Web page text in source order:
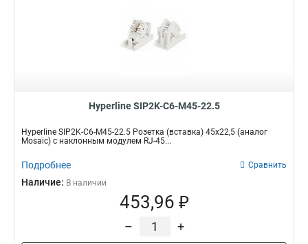
Hyperline SIP2K-C6-M45-22.5
Hyperline SIP2K-C6-M45-22.5 Розетка (вставка) 45x22,5 (аналог
Mosaic) с наклонным модулем RJ-45...
Подробнее Сравнить
Наличие: В наличии
453,96 ₽
– +